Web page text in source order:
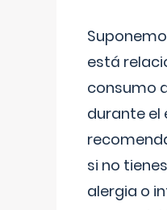
está
consumo
durante el
si no
alergia o